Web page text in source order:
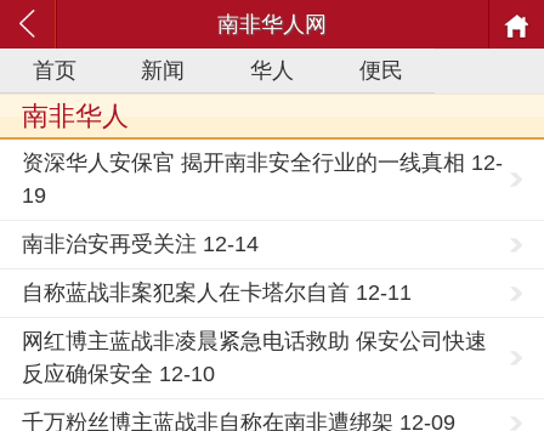
南非华人网
首页
新闻 华人 便民
南非华人
资深华人安保官 揭开南非安全行业的一线真相 12-
19
南非治安再受关注 12-14
自称蓝战非案犯案人在卡塔尔自首 12-11
网红博主蓝战非凌晨紧急电话救助 保安公司快速
反应确保安全 12-10
千万粉丝博主蓝战非自称在南非遭绑架 12-09